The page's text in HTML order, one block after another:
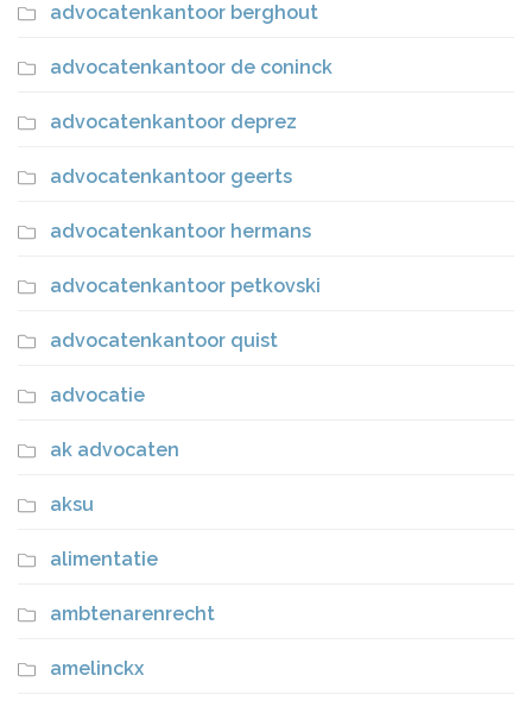
advocatenkantoor berghout
advocatenkantoor de coninck
advocatenkantoor deprez
advocatenkantoor geerts
advocatenkantoor hermans
advocatenkantoor petkovski
advocatenkantoor quist
advocatie
ak advocaten
aksu
alimentatie
ambtenarenrecht
amelinckx